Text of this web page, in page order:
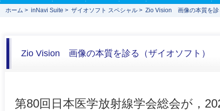
ホーム > inNavi Suite > ザイオソフト スペシャル > Zio Vision 画像の本質を診
Zio Vision 画像の本質を診る（ザイオソフト）
第80回日本医学放射線学会総会が，